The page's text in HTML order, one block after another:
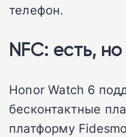
телефон.
NFC: есть,
Honor Watch 6
бесконтактные
платформу